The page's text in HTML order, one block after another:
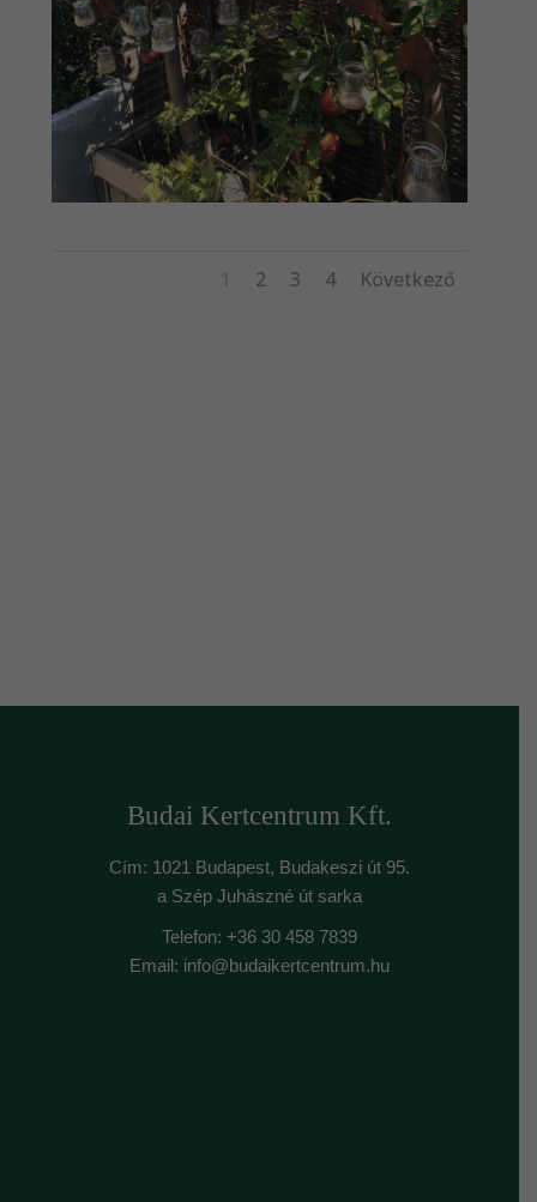
1 2 3 4 Következő
Budai Kertcentrum Kft.
Cím: 1021 Budapest, Budakeszi út 95.
a Szép Juhászné út sarka
Telefon: +36 30 458 7839
Email: info@budaikertcentrum.hu